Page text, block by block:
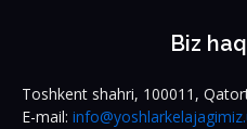
Biz
Toshkent shahri, 100011,
E-mail: